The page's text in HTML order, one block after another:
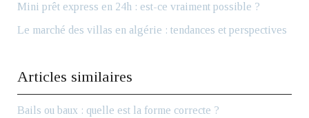
Mini prêt express en 24h : est-ce vraiment possible ?
Le marché des villas en algérie : tendances et perspectives
Articles similaires
Bails ou baux : quelle est la forme correcte ?